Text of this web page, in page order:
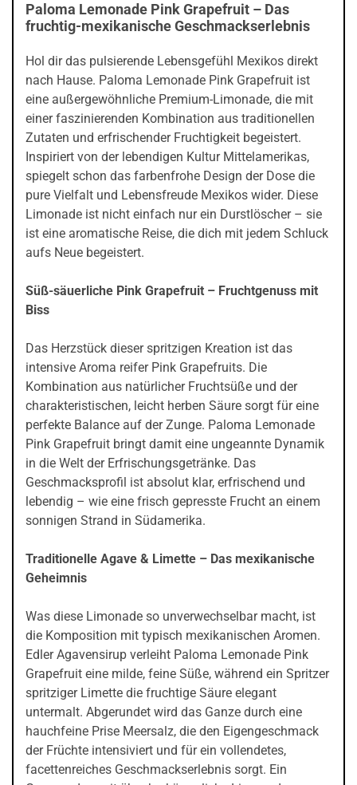
Paloma Lemonade Pink Grapefruit – Das
fruchtig-mexikanische Geschmackserlebnis
Hol dir das pulsierende Lebensgefühl Mexikos direkt
nach Hause. Paloma Lemonade Pink Grapefruit ist
eine außergewöhnliche Premium-Limonade, die mit
einer faszinierenden Kombination aus traditionellen
Zutaten und erfrischender Fruchtigkeit begeistert.
Inspiriert von der lebendigen Kultur Mittelamerikas,
spiegelt schon das farbenfrohe Design der Dose die
pure Vielfalt und Lebensfreude Mexikos wider. Diese
Limonade ist nicht einfach nur ein Durstlöscher – sie
ist eine aromatische Reise, die dich mit jedem Schluck
aufs Neue begeistert.
Süß-säuerliche Pink Grapefruit – Fruchtgenuss mit
Biss
Das Herzstück dieser spritzigen Kreation ist das
intensive Aroma reifer Pink Grapefruits. Die
Kombination aus natürlicher Fruchtsüße und der
charakteristischen, leicht herben Säure sorgt für eine
perfekte Balance auf der Zunge. Paloma Lemonade
Pink Grapefruit bringt damit eine ungeannte Dynamik
in die Welt der Erfrischungsgetränke. Das
Geschmacksprofil ist absolut klar, erfrischend und
lebendig – wie eine frisch gepresste Frucht an einem
sonnigen Strand in Südamerika.
Traditionelle Agave & Limette – Das mexikanische
Geheimnis
Was diese Limonade so unverwechselbar macht, ist
die Komposition mit typisch mexikanischen Aromen.
Edler Agavensirup verleiht Paloma Lemonade Pink
Grapefruit eine milde, feine Süße, während ein Spritzer
spritziger Limette die fruchtige Säure elegant
untermalt. Abgerundet wird das Ganze durch eine
hauchfeine Prise Meersalz, die den Eigengeschmack
der Früchte intensiviert und für ein vollendetes,
facettenreiches Geschmackserlebnis sorgt. Ein